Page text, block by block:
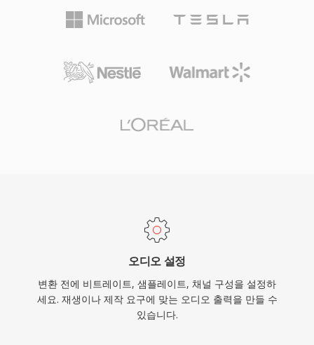
오디오 설정
변환 전에 비트레이트, 샘플레이트, 채널 구성을 설정하
세요. 재생이나 제작 요구에 맞는 오디오 출력을 만들 수
있습니다.